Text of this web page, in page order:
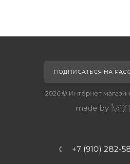
ПОДПИСАТЬСЯ НА
2026 © Интернет
made by
+7 (910) 282-